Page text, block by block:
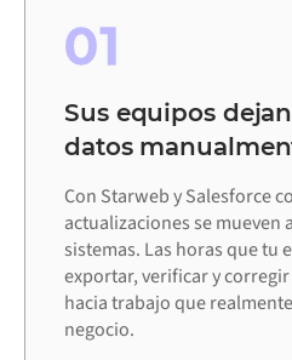
01
Sus equipos
datos
Con Starweb y Salesforce
actualizaciones se
sistemas. Las horas que tu
exportar, verificar y
hacia trabajo que
negocio.